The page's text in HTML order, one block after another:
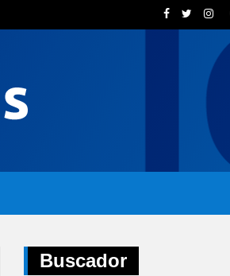
CAME Joven participó de la Expo Agronea
Buscador